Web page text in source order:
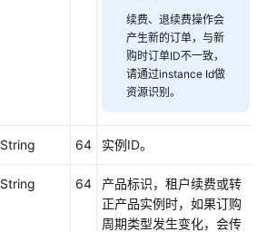
续费、退续费操作会
产生新的订单，与新
购时订单ID不一致，
请通过instance Id做
资源识别。
String 64 实例ID。
String 64
产品标识，租户续费或转
正产品实例时，如果订购
周期类型发生变化，会传